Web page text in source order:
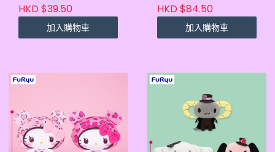
HKD $39.50
加入購物車
HKD $84.50
加入購物車